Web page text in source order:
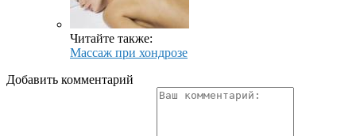
Читайте также:
Массаж при хондрозе
Добавить комментарий